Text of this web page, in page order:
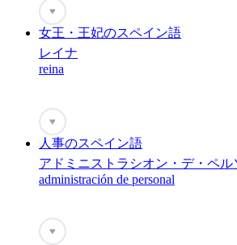
♥
女王・王妃のスペイン語
レイナ
reina
♥
人事のスペイン語
アドミニストラシオン・デ・ペル
administración de personal
♥